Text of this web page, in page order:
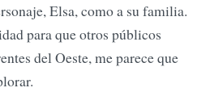
Elsa, como a su familia.
para que otros públicos
del Oeste, me parece que